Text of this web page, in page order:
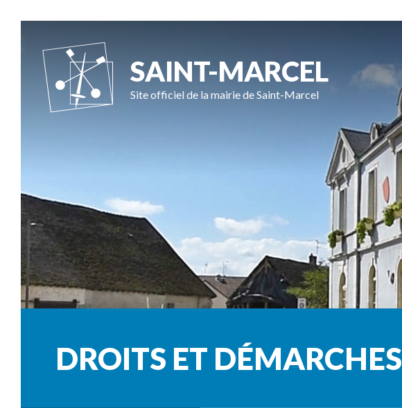
SAINT-MARCEL
Site officiel de la mairie de Saint-Marcel
DROITS ET DÉMARCHES